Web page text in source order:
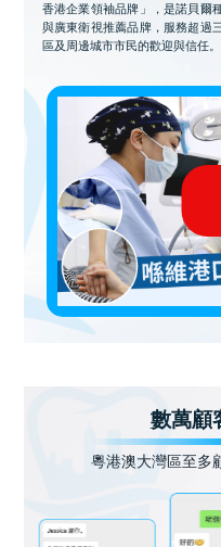
香港企業領袖品牌」，是諾貝爾
與廣東衛視推薦品牌，服務超過
區及周邊城市市民的歡迎與信任。
數萬顧
粵港澳大灣區至多